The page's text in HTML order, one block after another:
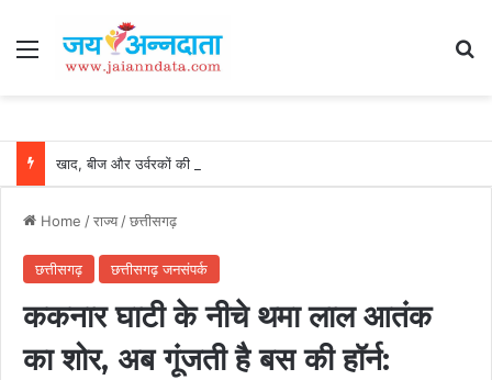
Menu
Home /राज्य/छत्तीसगढ़
छत्तीसगढ़ छत्तीसगढ़ जनसंपर्क
ककनार घाटी के नीचे थमा लाल आतंक
का शोर, अब गूंजती है बस की हॉर्न: